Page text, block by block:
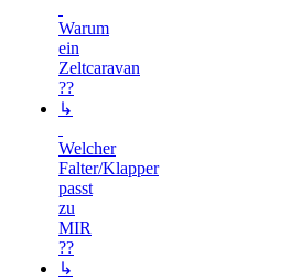
Warum
ein
Zeltcaravan
??
↳
Welcher
Falter/Klapper
passt
zu
MIR
??
↳